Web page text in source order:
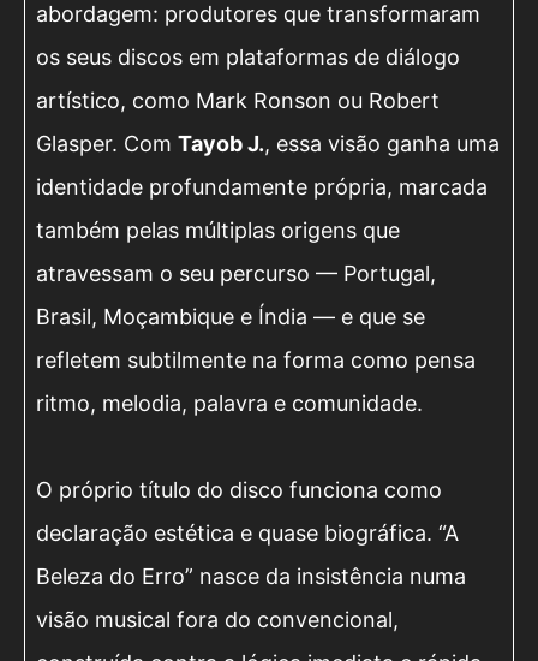
abordagem: produtores que transformaram
os seus discos em plataformas de diálogo
artístico, como Mark Ronson ou Robert
Glasper. Com Tayob J., essa visão ganha uma
identidade profundamente própria, marcada
também pelas múltiplas origens que
atravessam o seu percurso — Portugal,
Brasil, Moçambique e Índia — e que se
refletem subtilmente na forma como pensa
ritmo, melodia, palavra e comunidade.
O próprio título do disco funciona como
declaração estética e quase biográfica. “A
Beleza do Erro” nasce da insistência numa
visão musical fora do convencional,